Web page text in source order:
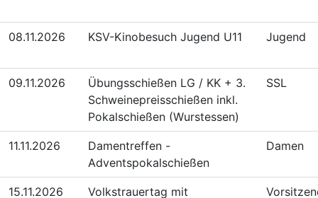
08.11.2026 KSV-Kinobesuch Jugend U11 Jugend
09.11.2026
Übungsschießen LG / KK + 3.
Schweinepreisschießen inkl.
Pokalschießen (Wurstessen)
SSL
11.11.2026
Damentreffen -
Adventspokalschießen
Damen
15.11.2026
Volkstrauertag mit